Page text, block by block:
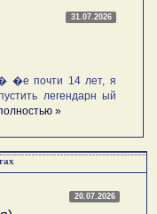
31.07.2026
�е почти 14 лет, я
легендарн ый
»
20.07.2026